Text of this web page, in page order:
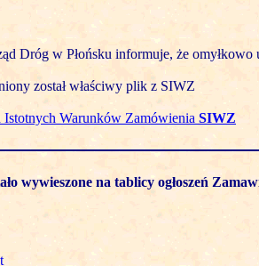
Dróg w Płońsku informuje, że
został właściwy plik z SIWZ
Istotnych Warunków Zamówienia SIWZ
wywieszone na tablicy ogłoszeń